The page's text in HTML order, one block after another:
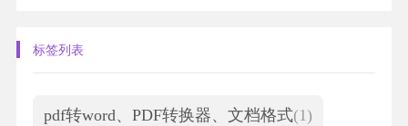
标签列表
pdf转word、PDF转换器、文档格式(1)